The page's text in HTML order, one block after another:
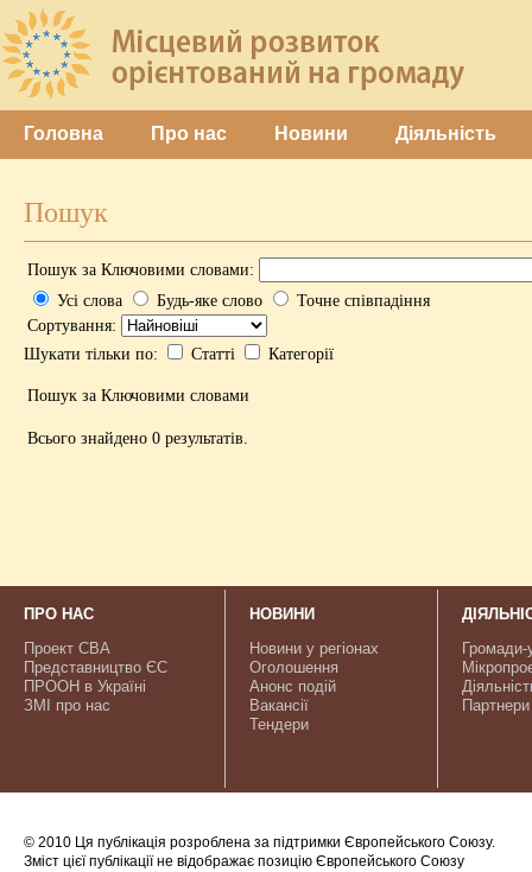
Головна Про нас Новини Діяльність
Пошук
Пошук за Ключовими словами:
Усі слова
Будь-яке слово
Точне співпадіння
Сортування:
Шукати тільки по:
Статті Категорії
Пошук за Ключовими словами
Всього знайдено 0 результатів.
ПРО НАС
Проект CBA
Представництво ЄС
ПРООН в Україні
ЗМІ про нас
НОВИНИ
Новини у регіонах
Оголошення
Анонс подій
Вакансії
Тендери
Громади-
Партнери
© 2010 Ця публікація розроблена за підтримки Європейського Союзу.
Зміст цієї публікації не відображає позицію Європейського Союзу